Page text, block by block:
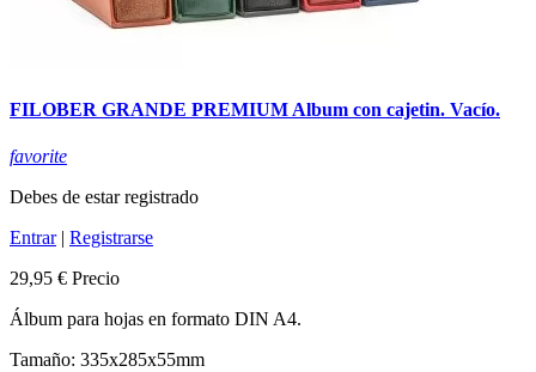
FILOBER GRANDE PREMIUM Album con cajetin. Vacío.
favorite
Debes de estar registrado
Entrar| Registrarse
29,95 € Precio
Álbum para hojas en formato DIN A4.
Tamaño: 335x285x55mm